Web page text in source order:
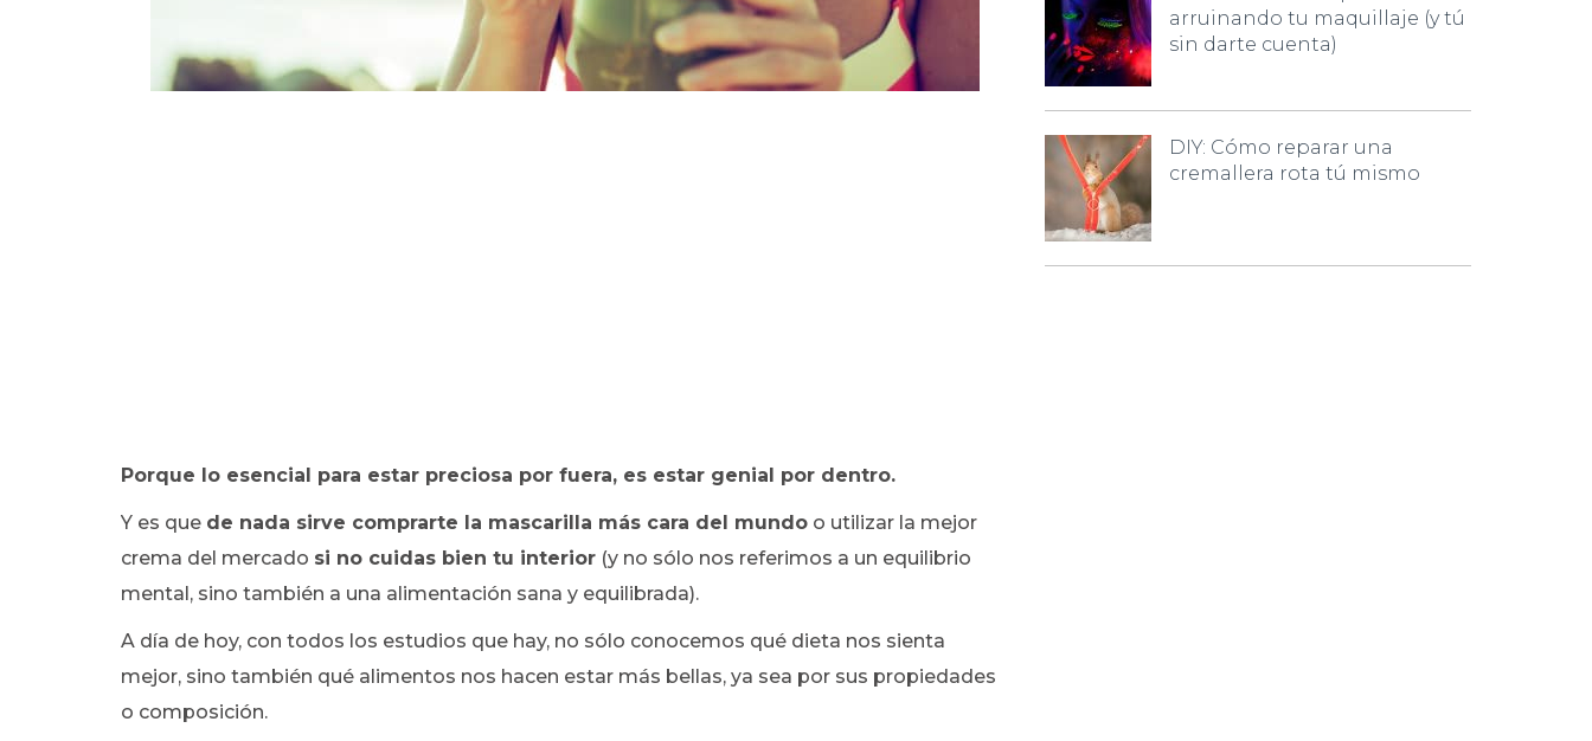
Porque lo esencial para estar preciosa por fuera, es estar genial por dentro.
Y es que de nada sirve comprarte la mascarilla más cara del mundo o utilizar la mejor
crema del mercado si no cuidas bien tu interior (y no sólo nos referimos a un equilibrio
mental, sino también a una alimentación sana y equilibrada).
A día de hoy, con todos los estudios que hay, no sólo conocemos qué dieta nos sienta
mejor, sino también qué alimentos nos hacen estar más bellas, ya sea por sus propiedades
o composición.
arruinando tu maquillaje (y tú
sin darte cuenta)
DIY: Cómo reparar una
cremallera rota tú mismo